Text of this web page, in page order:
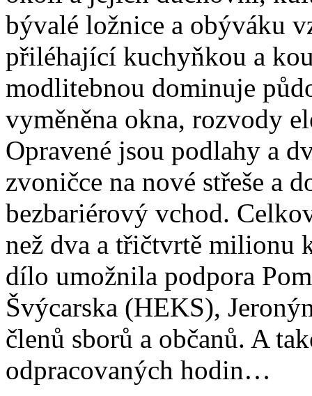
bývalé ložnice a obýváku
přiléhající kuchyňkou a
modlitebnou dominuje
vyměněna okna, rozvody
Opravené jsou podlahy a
zvoničce na nové střeše a
bezbariérový vchod.
než dva a třičtvrtě milionu
dílo umožnila podpora
Švýcarska (HEKS),
členů sborů a občanů. A
odpracovaných hodin…